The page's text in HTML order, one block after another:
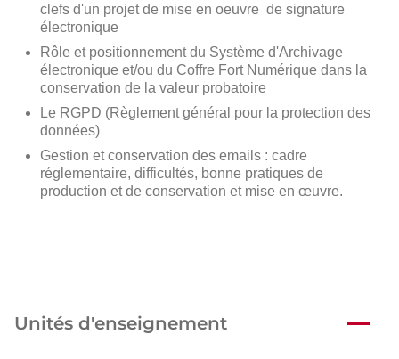
clefs d'un projet de mise en oeuvre de signature
électronique
Rôle et positionnement du Système d'Archivage
électronique et/ou du Coffre Fort Numérique dans la
conservation de la valeur probatoire
Le RGPD (Règlement général pour la protection des
données)
Gestion et conservation des emails : cadre
réglementaire, difficultés, bonne pratiques de
production et de conservation et mise en œuvre.
Unités d'enseignement